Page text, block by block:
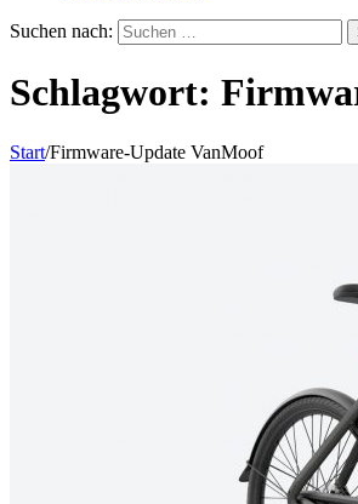
Suchen nach:
Schlagwort:
Start/Firmware-Update VanMoof